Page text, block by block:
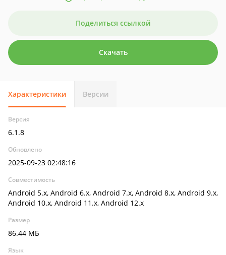
Поделиться ссылкой
Скачать
Характеристики Версии
Версия
6.1.8
Обновлено
2025-09-23 02:48:16
Совместимость
Android 5.x, Android 6.x, Android 7.x, Android 8.x, Android 9.x,
Android 10.x, Android 11.x, Android 12.x
Размер
86.44 МБ
Язык